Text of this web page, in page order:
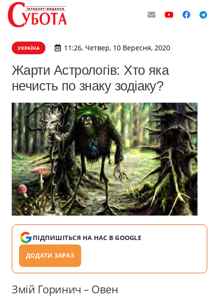
УКРАЇНА 11:26, Четвер, 10 Вересня, 2020
Жарти Астрологів: Хто яка
нечисть по знаку зодіаку?
ПІДПИШІТЬСЯ НА НАС В GOOGLE
ДОДАТИ ЗАРАЗ
Змій Горинич – Овен